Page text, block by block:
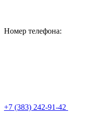
Номер телефона:
+7 (383) 242-91-42